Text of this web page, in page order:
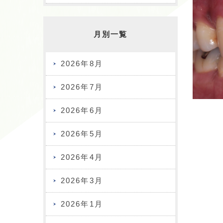
月別一覧
2026年8月
2026年7月
2026年6月
2026年5月
2026年4月
2026年3月
2026年1月